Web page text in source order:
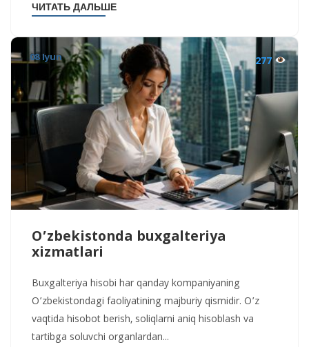
ЧИТАТЬ ДАЛЬШЕ
08 Iyun 277
O’zbekistonda buxgalteriya
xizmatlari
Buxgalteriya hisobi har qanday kompaniyaning
O’zbekistondagi faoliyatining majburiy qismidir. O’z
vaqtida hisobot berish, soliqlarni aniq hisoblash va
tartibga soluvchi organlardan...